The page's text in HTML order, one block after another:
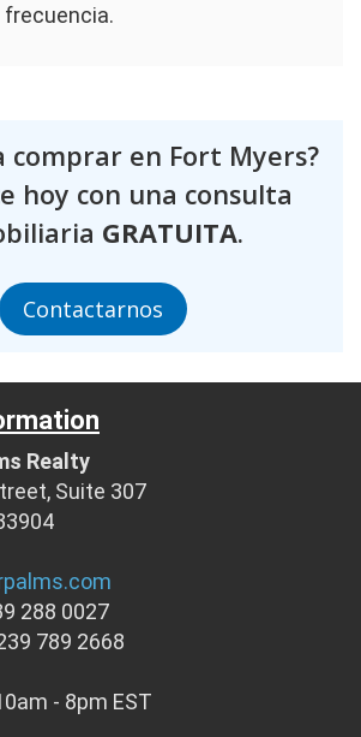
comprar en Fort Myers?
hoy con una consulta
GRATUITA.
Contactarnos
Realty
Suite 307
288 0027
789 2668
- 8pm EST